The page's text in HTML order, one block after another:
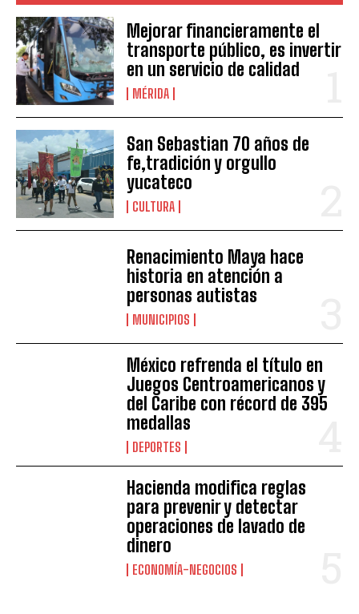
Mejorar financieramente el
transporte público, es invertir
en un servicio de calidad
MÉRIDA
San Sebastian 70 años de
fe,tradición y orgullo
yucateco
CULTURA
Renacimiento Maya hace
historia en atención a
personas autistas
MUNICIPIOS
México refrenda el título en
Juegos Centroamericanos y
del Caribe con récord de 395
medallas
DEPORTES
Hacienda modifica reglas
para prevenir y detectar
operaciones de lavado de
dinero
ECONOMÍA-NEGOCIOS